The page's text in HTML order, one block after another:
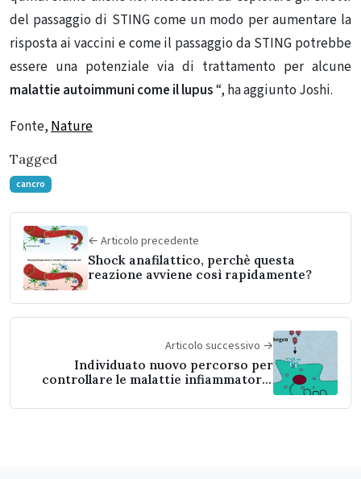
del passaggio di STING come un modo per aumentare la
risposta ai vaccini e come il passaggio da STING potrebbe
essere una potenziale via di trattamento per alcune
malattie autoimmuni come il lupus“, ha aggiunto Joshi.
Fonte, Nature
Tagged
cancro
← Articolo precedente
Shock anafilattico, perchè questa
reazione avviene così rapidamente?
Articolo successivo →
Individuato nuovo percorso per
controllare le malattie infiammatorie